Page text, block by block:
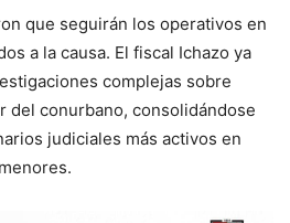
que seguirán los operativos en
a la causa. El fiscal Ichazo ya
complejas sobre
del conurbano, consolidándose
judiciales más activos en